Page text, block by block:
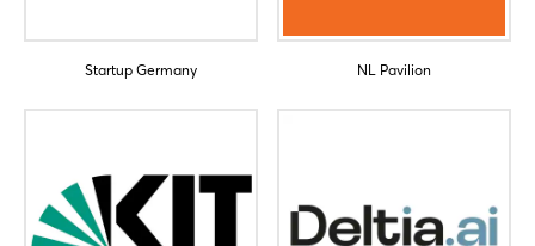
Startup Germany NL Pavilion